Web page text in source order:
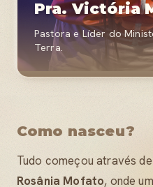
Pra. Victória
Pastora e Líder do
Terra.
Como nasceu?
Tudo começou através
Rosânia Mofato, onde